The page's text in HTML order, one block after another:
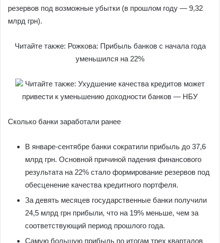
резервов под возможные убытки (в прошлом году — 9,32
млрд грн).
Читайте также: Рожкова: Прибыль банков с начала года
уменьшился на 22%
Читайте также: Ухудшение качества кредитов может
привести к уменьшению доходности банков — НБУ
Сколько банки заработали ранее
В январе-сентябре банки сократили прибыль до 37,6
млрд грн. Основной причиной падения финансового
результата на 22% стало формирование резервов под
обесценение качества кредитного портфеля.
За девять месяцев государственные банки получили
24,5 млрд грн прибыли, что на 19% меньше, чем за
соответствующий период прошлого года.
Самую большую прибыль по итогам трех кварталов